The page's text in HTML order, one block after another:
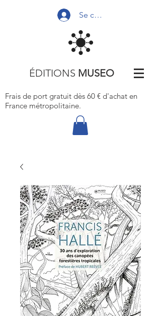
Se connecter
ÉDITIONS MUSEO
Frais de port gratuit dès 60 € d'achat en
France métropolitaine.